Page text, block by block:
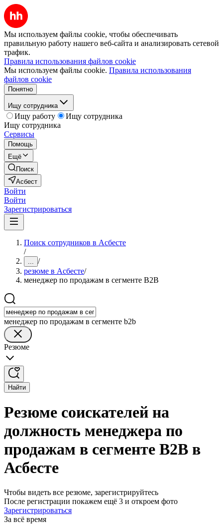
Мы используем файлы cookie, чтобы обеспечивать
правильную работу нашего веб-сайта и анализировать сетевой
трафик.
Правила использования файлов cookie
Мы используем файлы cookie. Правила использования
файлов cookie
Понятно
Ищу сотрудника
Ищу работу
Ищу сотрудника
Ищу сотрудника
Сервисы
Помощь
Ещё
Поиск
Асбест
Войти
Войти
Зарегистрироваться
Поиск сотрудников в Асбесте
/
... /
резюме в Асбесте/
менеджер по продажам в сегменте B2B
менеджер по продажам в сегменте b2b
Резюме
Найти
Резюме соискателей на
должность менеджера по
продажам в сегменте B2B в
Асбесте
Чтобы видеть все резюме, зарегистрируйтесь
После регистрации покажем ещё 3 и откроем фото
Зарегистрироваться
За всё время